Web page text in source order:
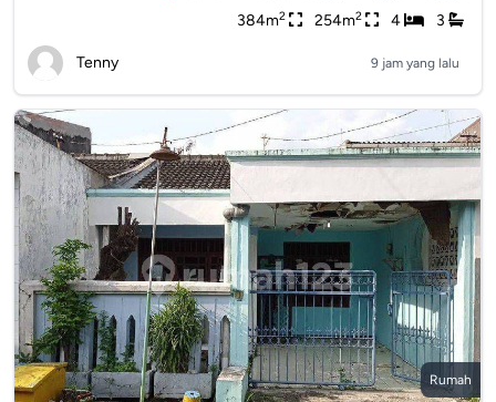
384m2 254m2 4 3
Tenny 9 jam yang lalu
Rumah